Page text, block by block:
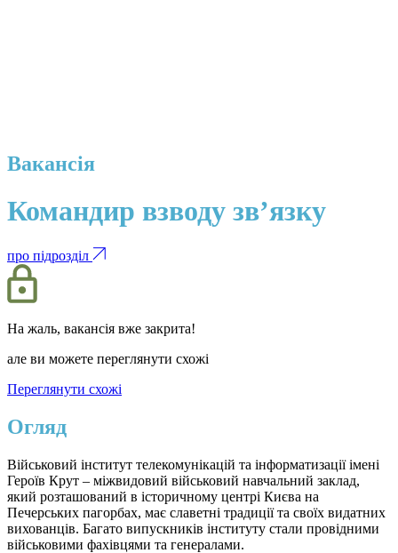
Вакансія
Командир взводу зв’язку
про підрозділ
На жаль, вакансія вже закрита!
але ви можете переглянути схожі
Переглянути схожі
Огляд
Військовий інститут телекомунікацій та інформатизації імені
Героїв Крут – міжвидовий військовий навчальний заклад,
який розташований в історичному центрі Києва на
Печерських пагорбах, має славетні традиції та своїх видатних
вихованців. Багато випускників інституту стали провідними
військовими фахівцями та генералами.